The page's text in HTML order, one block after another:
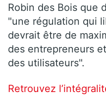
Robin des Bois que
"une régulation qui
devrait être de
des entrepreneurs
des utilisateurs".
Retrouvez